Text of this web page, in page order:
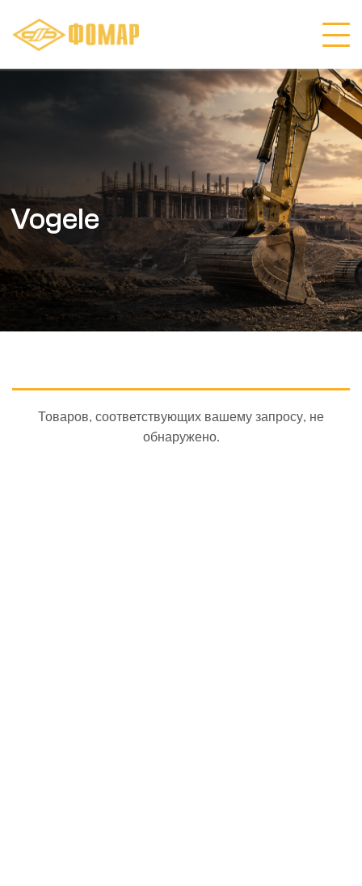
Vogele
Товаров, соответствующих вашему запросу, не
обнаружено.